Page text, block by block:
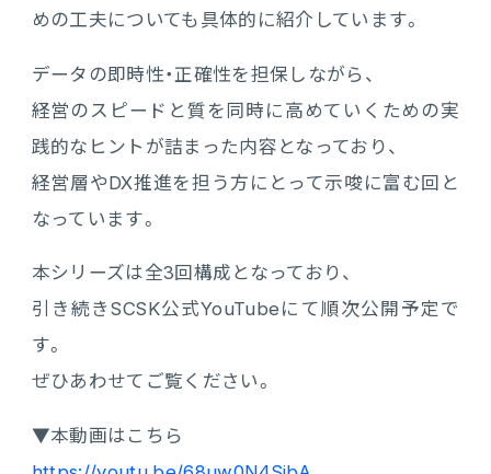
連携ソリューション
サポートサービス
めの工夫についても具体的に紹介しています。
データの即時性・正確性を担保しながら、
経営のスピードと質を同時に高めていくための実
践的なヒントが詰まった内容となっており、
経営層やDX推進を担う方にとって示唆に富む回と
なっています。
本シリーズは全3回構成となっており、
引き続きSCSK公式YouTubeにて順次公開予定で
す。
ぜひあわせてご覧ください。
▼本動画はこちら